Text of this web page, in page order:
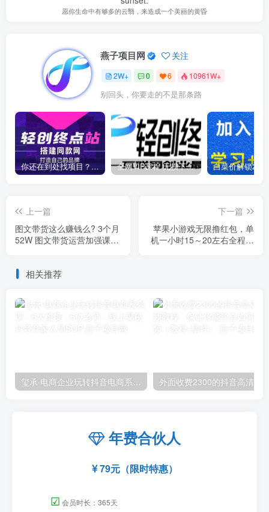
愿你生命中有够多的云翳，来造成一个美丽的黄昏
燕子项目网 关注
2W+ 0 6 10961W+
别回头，你要走的不是那条路
你还在到处找项目？还在当韭菜？我靠卖项目一个月收入5万+，曾经我也是个失败者。 全网VIP课程 无损下载~
上一篇
图文带货这么赚钱么? 3个月
52W 图文带货运营加强课
下一篇
苹果小游戏无限撸红包，单
机一小时15～20左右全程不
相关推荐
玺承·电商企业玩转抖音电商系列课，6大维度，6位老师，线上揭秘抖音商家入局SOP
年费合伙人
79元（限时特惠）
☑ 会员时长：365天